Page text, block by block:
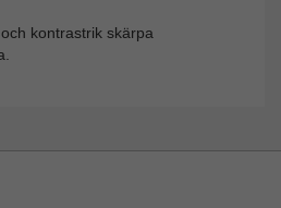
kontrastrik skärpa